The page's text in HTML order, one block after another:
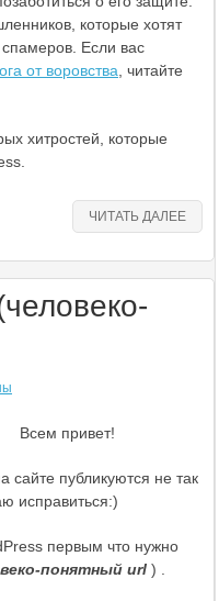
которые хотят
Если вас
от воровства , читайте
хитростей, которые
ЧИТАТЬ ДАЛЕЕ
Всем привет!
сайте публикуются не так
исправиться:)
первым что нужно
понятный url ) .